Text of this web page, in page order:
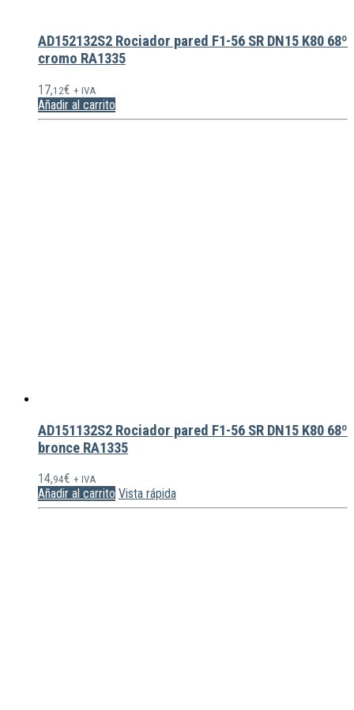
AD152132S2 Rociador pared F1-56 SR DN15 K80 68º
cromo RA1335
17,12€ + IVA
Añadir al carrito
AD151132S2 Rociador pared F1-56 SR DN15 K80 68º
bronce RA1335
14,94€ + IVA
Añadir al carrito Vista rápida